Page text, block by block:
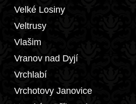
Velké Losiny
Veltrusy
Vlašim
Vranov nad Dyjí
Vrchlabí
Vrchotovy Janovice